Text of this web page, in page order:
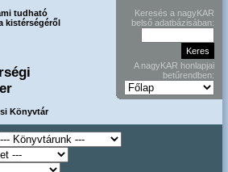
tudható
kistérségéről
Könyvtár
Keresés a nagyKAR
belső adatbázisában:
A nagyKAR honlapjai
betűrendben: